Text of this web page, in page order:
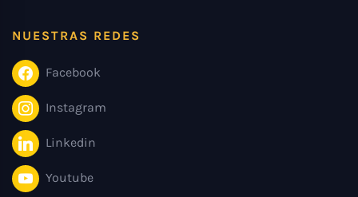
NUESTRAS REDES
Facebook
Instagram
Linkedin
Youtube